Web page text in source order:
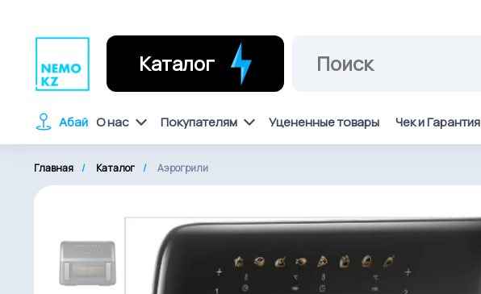
Каталог
Абай О нас Покупателям Уцененные товары Чек и Гарантия
Главная Каталог Аэрогрили